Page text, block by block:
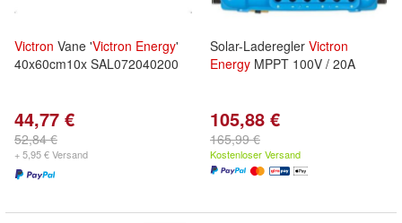
Victron Vane 'Victron Energy'
40x60cm10x SAL072040200
44,77 €
52,84 €
+ 5,95 € Versand
Solar-Laderegler Victron
Energy MPPT 100V / 20A
105,88 €
165,99 €
Kostenloser Versand